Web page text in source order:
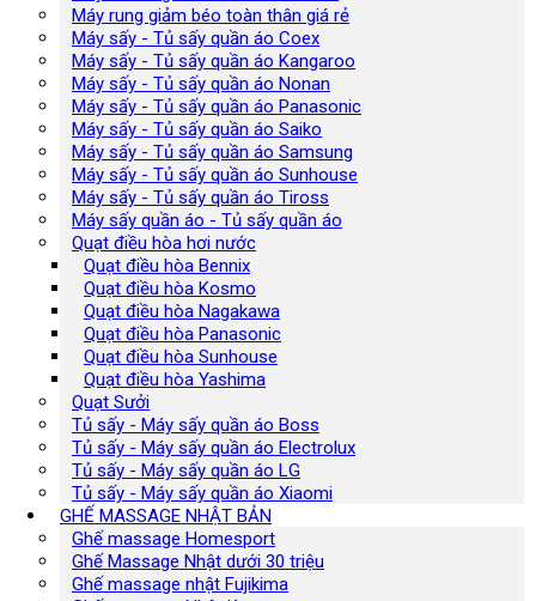
Máy rung giảm béo toàn thân giá rẻ
Máy sấy - Tủ sấy quần áo Coex
Máy sấy - Tủ sấy quần áo Kangaroo
Máy sấy - Tủ sấy quần áo Nonan
Máy sấy - Tủ sấy quần áo Panasonic
Máy sấy - Tủ sấy quần áo Saiko
Máy sấy - Tủ sấy quần áo Samsung
Máy sấy - Tủ sấy quần áo Sunhouse
Máy sấy - Tủ sấy quần áo Tiross
Máy sấy quần áo - Tủ sấy quần áo
Quạt điều hòa hơi nước
Quạt điều hòa Bennix
Quạt điều hòa Kosmo
Quạt điều hòa Nagakawa
Quạt điều hòa Panasonic
Quạt điều hòa Sunhouse
Quạt điều hòa Yashima
Quạt Sưởi
Tủ sấy - Máy sấy quần áo Boss
Tủ sấy - Máy sấy quần áo Electrolux
Tủ sấy - Máy sấy quần áo LG
Tủ sấy - Máy sấy quần áo Xiaomi
GHẾ MASSAGE NHẬT BẢN
Ghế massage Homesport
Ghế Massage Nhật dưới 30 triệu
Ghế massage nhật Fujikima